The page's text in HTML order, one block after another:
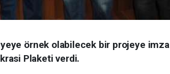
örnek olabilecek bir projeye imza
Plaketi verdi.